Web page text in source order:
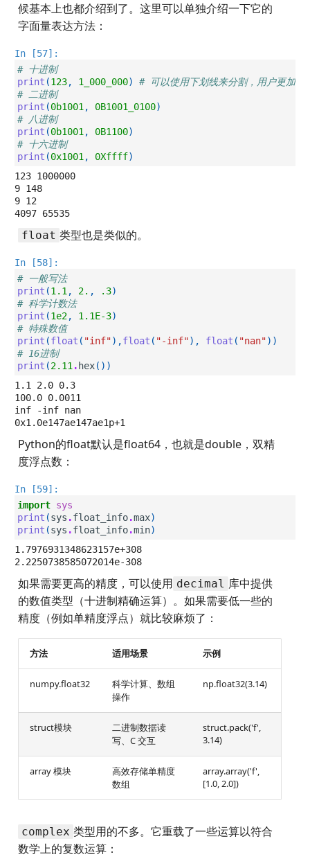
候基本上也都介绍到了。这里可以单独介绍一下它的
字面量表达方法：
In [57]:
# 十进制
print (123, 1_000_000)
# 可以使用下划线来分割，用户更加友
# 二进制
print (0b1001 , 0B1001_0100)
# 八进制
print (0b1001 , 0B1100)
# 十六进制
print (0x1001 , 0Xffff)
123 1000000
9 148
9 12
float 类型也是类似的。
In [58]:
# 一般写法
print (1.1 , 2. , .3)
# 科学计数法
print (1e2, 1.1E-3)
# 特殊数值
print (float ( "inf"),float ( "-inf"), float ( "nan"))
# 16进制
print (2.11 . hex())
1.1 2.0 0.3
100.0 0.0011
inf -inf nan
Python的float默认是float64，也就是double，双精
度浮点数：
In [59]:
import sys
print (sys .float_info.max)
print (sys .float_info.min)
1.7976931348623157e+308
如果需要更高的精度，可以使用 decimal 库中提供
的数值类型（十进制精确运算）。如果需要低一些的
精度（例如单精度浮点）就比较麻烦了：
方法 适用场景 示例
numpy.float32
科学计算、数组
操作
np.float32(3.14)
struct模块
二进制数据读
写、C 交互
struct.pack('f',
3.14)
array 模块
高效存储单精度
数组
array.array('f',
[1.0, 2.0])
complex 类型用的不多。它重载了一些运算以符合
数学上的复数运算：